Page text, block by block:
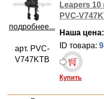
подробнее...
арт. PVC-
V747KTB
Leapers
PVC-
Наша цена:
ID товара:
Купить